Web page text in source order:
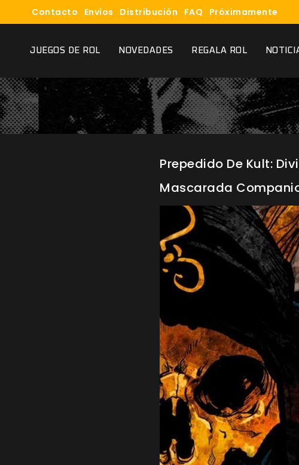
Contacto Envíos Distribución FAQ Próximamente
JUEGOS DE ROL NOVEDADES REGALA ROL
Prepedido De Kult:
Mascarada